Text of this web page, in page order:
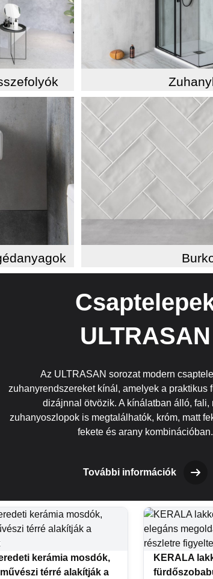
ULTRASAN
Az ULTRASAN sorozat modern
zuhanyrendszereket kínál, amelyek a praktikus
dizájnnal ötvözik. A kínálatban álló, fali,
zuhanyoszlopok is megtalálhatók, króm, matt
fekete és arany kombinációban.
További információk
kerámia mosdók,
térré alakítják a
KERALA